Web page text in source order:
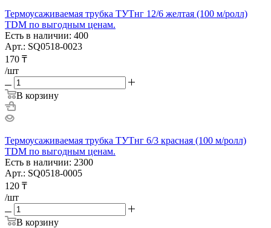
Термоусаживаемая трубка ТУТнг 12/6 желтая (100 м/ролл)
TDM по выгодным ценам.
Есть в наличии: 400
Арт.: SQ0518-0023
170 ₸
/шт
В корзину
Термоусаживаемая трубка ТУТнг 6/3 красная (100 м/ролл)
TDM по выгодным ценам.
Есть в наличии: 2300
Арт.: SQ0518-0005
120 ₸
/шт
В корзину